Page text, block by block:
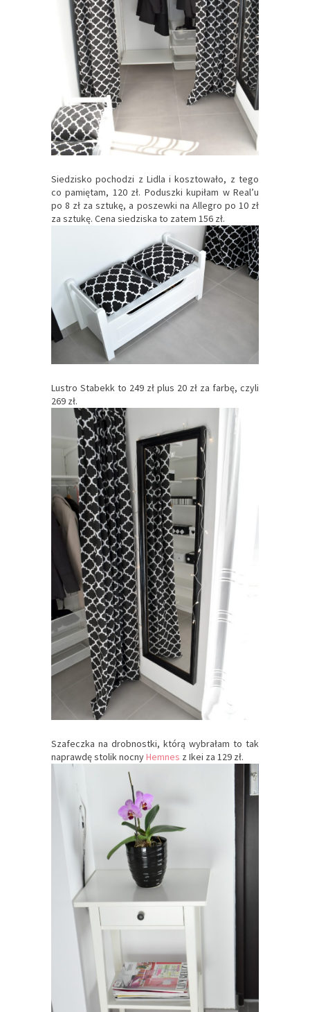
Siedzisko pochodzi z Lidla i kosztowało, z tego
co pamiętam, 120 zł. Poduszki kupiłam w Real’u
po 8 zł za sztukę, a poszewki na Allegro po 10 zł
za sztukę. Cena siedziska to zatem 156 zł.
Lustro Stabekk to 249 zł plus 20 zł za farbę, czyli
269 zł.
Szafeczka na drobnostki, którą wybrałam to tak
naprawdę stolik nocnyHemnes z Ikei za 129 zł.